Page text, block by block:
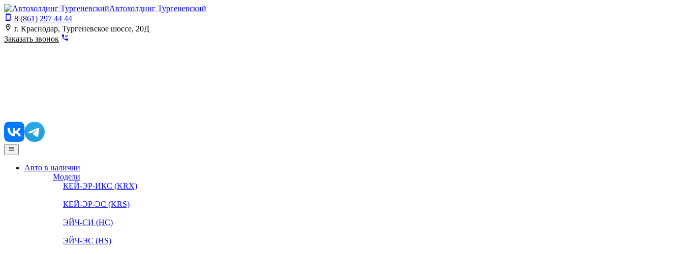
Автохолдинг Тургеневский
8 (861) 297 44 44
г. Краснодар, Тургеневское шоссе, 20Д
Заказать звонок
Авто в наличии
Модели
КЕЙ-ЭР-ИКС (KRX)
КЕЙ-ЭР-ЭС (KRS)
ЭЙЧ-СИ (HC)
ЭЙЧ-ЭС (HS)